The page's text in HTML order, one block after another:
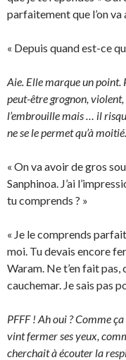
parfaitement que l’on
« Depuis quand est-ce
Aie. Elle marque un point.
peut-être grognon,
l’embrouille mais … il
ne se le permet qu’à moitié.
« On va avoir de gros
Sanphinoa. J’ai
tu comprends ? »
« Je le comprends
moi. Tu devais encore
Waram. Ne t’en fait pas,
cauchemar. Je sais pas
PFFF ! Ah oui ? Comme
vint fermer ses yeux,
cherchait à écouter la